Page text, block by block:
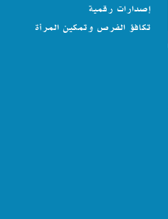
إصدارات رقمية
تكافؤ الفرص وتمكين المرأة